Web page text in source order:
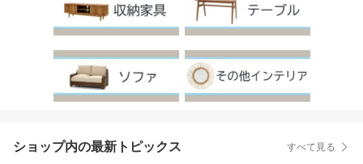
ショップ内の最新トピックス すべて見る